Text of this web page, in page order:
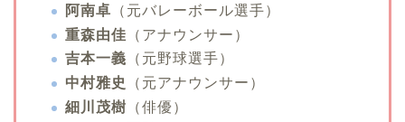
阿南卓 （元バレーボール選手）
重森由佳 （アナウンサー）
吉本一義 （元野球選手）
中村雅史
（元アナウンサー）
細川茂樹 （俳優）